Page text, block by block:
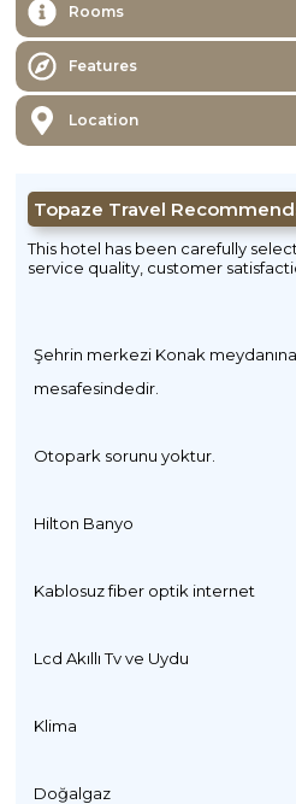
Rooms
Features
Location
Topaze Travel
This hotel has been carefully
service quality, customer
Şehrin merkezi Konak
mesafesindedir.
Otopark sorunu yoktur.
Hilton Banyo
Kablosuz fiber optik internet
Lcd Akıllı Tv ve Uydu
Klima
Doğalgaz